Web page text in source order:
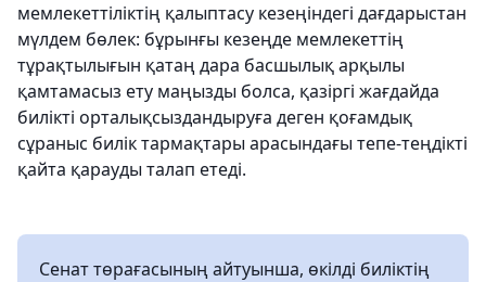
мемлекеттіліктің қалыптасу кезеңіндегі дағдарыстан
мүлдем бөлек: бұрынғы кезеңде мемлекеттің
тұрақтылығын қатаң дара басшылық арқылы
қамтамасыз ету маңызды болса, қазіргі жағдайда
билікті орталықсыздандыруға деген қоғамдық
сұраныс билік тармақтары арасындағы тепе-теңдікті
қайта қарауды талап етеді.
Сенат төрағасының айтуынша, өкілді биліктің